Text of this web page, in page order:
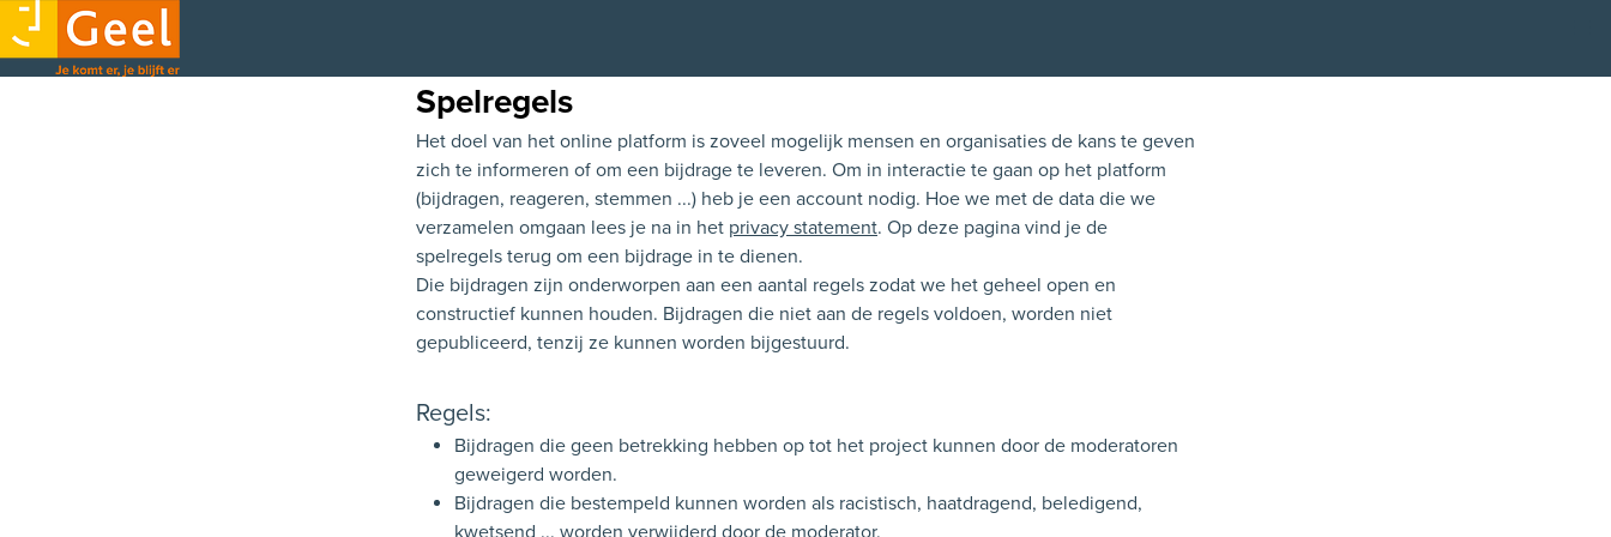
Spelregels
Het doel van het online platform is zoveel mogelijk mensen en organisaties de kans te geven
zich te informeren of om een bijdrage te leveren. Om in interactie te gaan op het platform
(bijdragen, reageren, stemmen ...) heb je een account nodig. Hoe we met de data die we
verzamelen omgaan lees je na in het privacy statement. Op deze pagina vind je de
spelregels terug om een bijdrage in te dienen.
Die bijdragen zijn onderworpen aan een aantal regels zodat we het geheel open en
constructief kunnen houden. Bijdragen die niet aan de regels voldoen, worden niet
gepubliceerd, tenzij ze kunnen worden bijgestuurd.
Regels:
Bijdragen die geen betrekking hebben op tot het project kunnen door de moderatoren
geweigerd worden.
Bijdragen die bestempeld kunnen worden als racistisch, haatdragend, beledigend,
kwetsend ... worden verwijderd door de moderator.